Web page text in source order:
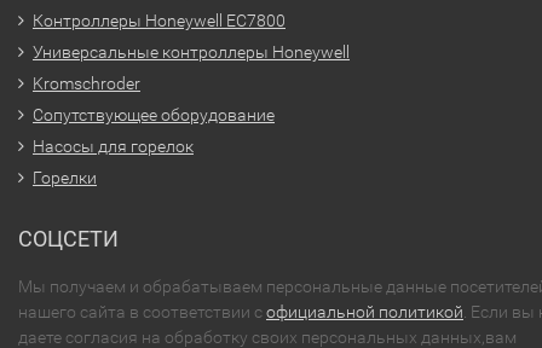
Контроллеры Honeywell EC7800
Универсальные контроллеры Honeywell
Kromschroder
Сопутствующее оборудование
Насосы для горелок
Горелки
СОЦСЕТИ
Мы получаем и обрабатываем персональные данные
нашего сайта в соответствии софициальной политикой . Если вы
даете согласия на обработку своих персональных данных,вам